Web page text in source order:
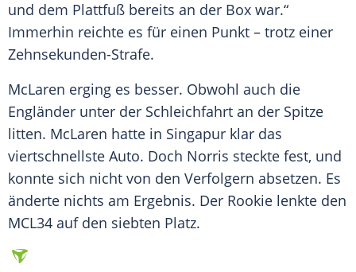
und dem Plattfuß bereits an der Box war.“
Immerhin reichte es für einen Punkt – trotz einer
Zehnsekunden-Strafe.
McLaren erging es besser. Obwohl auch die
Engländer unter der Schleichfahrt an der Spitze
litten. McLaren hatte in Singapur klar das
viertschnellste Auto. Doch Norris steckte fest, und
konnte sich nicht von den Verfolgern absetzen. Es
änderte nichts am Ergebnis. Der Rookie lenkte den
MCL34 auf den siebten Platz.